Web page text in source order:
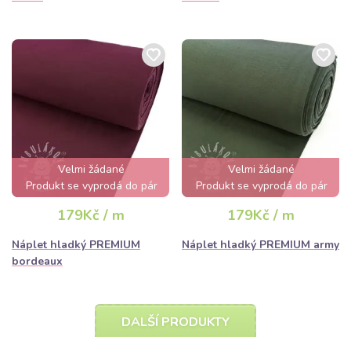
Velmi žádané
Produkt se vyprodá do pár
hodin
179Kč / m
Náplet hladký PREMIUM
bordeaux
Velmi žádané
Produkt se vyprodá do pár
hodin
179Kč / m
Náplet hladký PREMIUM army
DALŠÍ PRODUKTY